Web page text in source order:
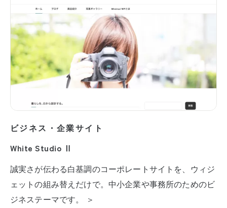
ビジネス・企業サイト
White Studio Ⅱ
誠実さが伝わる白基調のコーポレートサイトを、ウィジ
ェットの組み替えだけで。中小企業や事務所のためのビ
ジネステーマです。 ＞